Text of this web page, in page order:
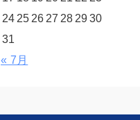
24 25 26 27 28 2930
31
« 7月